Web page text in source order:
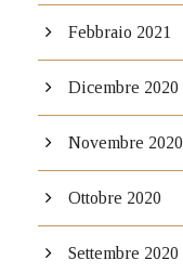
Febbraio 2021
Dicembre 2020
Novembre 2020
Ottobre 2020
Settembre 2020